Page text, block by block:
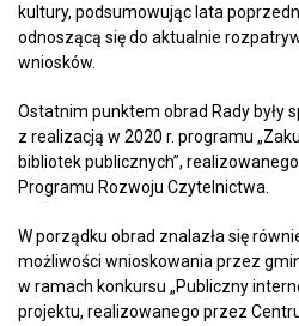
kultury, podsumowując lata
odnoszącą się do aktualnie
wniosków.
Ostatnim punktem obrad Rady były
z realizacją w 2020 r. programu
bibliotek publicznych”,
Programu Rozwoju Czytelnictwa.
W porządku obrad znalazła się
możliwości wnioskowania przez
w ramach konkursu „Publiczny
projektu, realizowanego przez